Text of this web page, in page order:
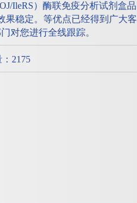
IleRS）酶联免疫分析试剂盒品
果稳定。等优点已经得到广大客
对您进行全线跟踪。
2175